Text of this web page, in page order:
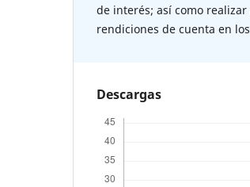
de interés; así como
rendiciones de cuenta en
Descargas